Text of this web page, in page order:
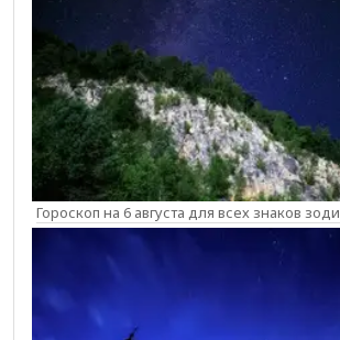
Гороскоп на 6 августа для всех знаков